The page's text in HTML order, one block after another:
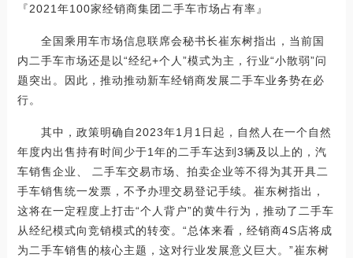
『2021年100家经销商集团二手车市场占有率』
全国乘用车市场信息联席会秘书长崔东树指出，当前国
内二手车市场还是以“经纪+个人”模式为主，行业“小散弱”问
题突出。因此，推动推动新车经销商发展二手车业务势在必
行。
其中，政策明确自2023年1月1日起，自然人在一个自然
年度内出售持有时间少于1年的二手车达到3辆及以上的，汽
车销售企业、 二手车交易市场、拍卖企业等不得为其开具二
手车销售统一发票，不予办理交易登记手续。崔东树指出，
这将在一定程度上打击“个人背户”的黄牛行为，推动了二手车
从经纪模式向竞销模式的转变。“总体来看，经销商4S店将成
为二手车销售的核心主题，这对行业发展意义巨大。”崔东树